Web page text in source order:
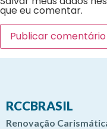
que eu comentar.
RCCBRASIL
Renovação